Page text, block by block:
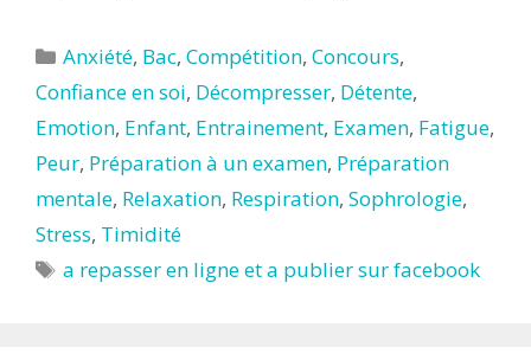
Catégories
Anxiété, Bac,Compétition,Concours,
Confiance en soi, Décompresser, Détente,
Emotion, Enfant, Entrainement, Examen, Fatigue,
Peur, Préparation à un examen, Préparation
mentale, Relaxation, Respiration, Sophrologie,
Stress, Timidité
Étiquettes
a repasser en ligne et a publier sur facebook